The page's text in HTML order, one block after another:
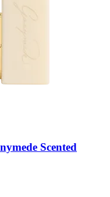
Scented